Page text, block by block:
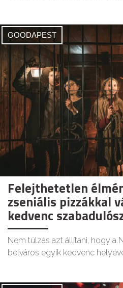
GOODAPEST
Felejthetetlen
zseniális pizzákkal
kedvenc
Nem túlzás azt állítani, hogy a
belváros egyik kedvenc